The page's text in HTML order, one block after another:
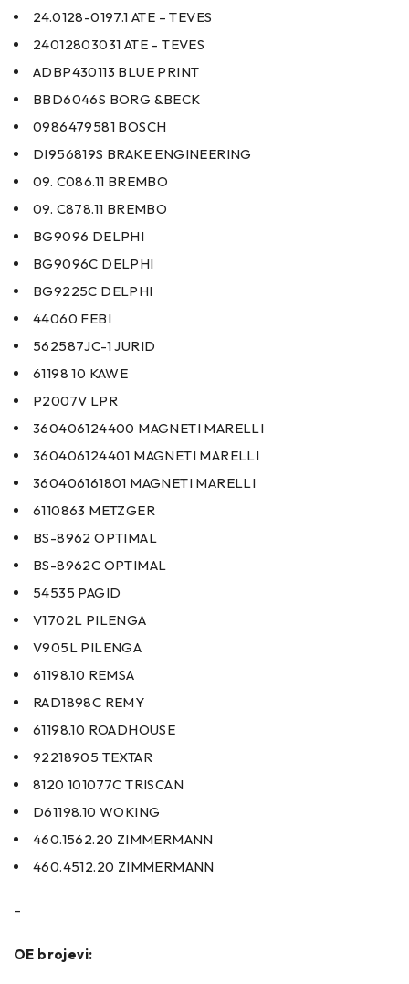
24.0128-0197.1 ATE – TEVES
24012803031 ATE – TEVES
ADBP430113 BLUE PRINT
BBD6046S BORG &BECK
0986479581 BOSCH
DI956819S BRAKE ENGINEERING
09. C086.11 BREMBO
09. C878.11 BREMBO
BG9096 DELPHI
BG9096C DELPHI
BG9225C DELPHI
44060 FEBI
562587JC-1 JURID
61198 10 KAWE
P2007V LPR
360406124400 MAGNETI MARELLI
360406124401 MAGNETI MARELLI
360406161801 MAGNETI MARELLI
6110863 METZGER
BS-8962 OPTIMAL
BS-8962C OPTIMAL
54535 PAGID
V1702L PILENGA
V905L PILENGA
61198.10 REMSA
RAD1898C REMY
61198.10 ROADHOUSE
92218905 TEXTAR
8120 101077C TRISCAN
D61198.10 WOKING
460.1562.20 ZIMMERMANN
460.4512.20 ZIMMERMANN
–
OE brojevi: